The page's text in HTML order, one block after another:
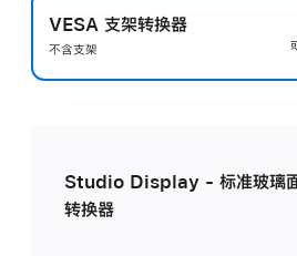
VESA 支架转换器
不含支架
Studio Display - 标准玻璃
转换器